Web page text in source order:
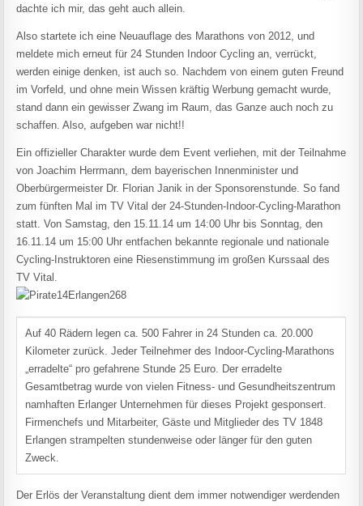
dachte ich mir, das geht auch allein.
Also startete ich eine Neuauflage des Marathons von 2012, und
meldete mich erneut für 24 Stunden Indoor Cycling an, verrückt,
werden einige denken, ist auch so. Nachdem von einem guten Freund
im Vorfeld, und ohne mein Wissen kräftig Werbung gemacht wurde,
stand dann ein gewisser Zwang im Raum, das Ganze auch noch zu
schaffen. Also, aufgeben war nicht!!
Ein offizieller Charakter wurde dem Event verliehen, mit der Teilnahme
von Joachim Herrmann, dem bayerischen Innenminister und
Oberbürgermeister Dr. Florian Janik in der Sponsorenstunde. So fand
zum fünften Mal im TV Vital der 24-Stunden-Indoor-Cycling-Marathon
statt. Von Samstag, den 15.11.14 um 14:00 Uhr bis Sonntag, den
16.11.14 um 15:00 Uhr entfachen bekannte regionale und nationale
Cycling-Instruktoren eine Riesenstimmung im großen Kurssaal des
TV Vital.
Auf 40 Rädern legen ca. 500 Fahrer in 24 Stunden ca. 20.000
Kilometer zurück. Jeder Teilnehmer des Indoor-Cycling-Marathons
„erradelte“ pro gefahrene Stunde 25 Euro. Der erradelte
Gesamtbetrag wurde von vielen Fitness- und Gesundheitszentrum
namhaften Erlanger Unternehmen für dieses Projekt gesponsert.
Firmenchefs und Mitarbeiter, Gäste und Mitglieder des TV 1848
Erlangen strampelten stundenweise oder länger für den guten
Zweck.
Der Erlös der Veranstaltung dient dem immer notwendiger werdenden